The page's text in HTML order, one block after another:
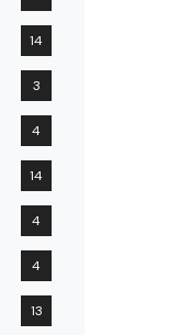
14
3
4
14
4
4
13